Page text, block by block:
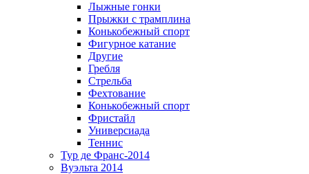
Лыжные гонки
Прыжки с трамплина
Конькобежный спорт
Фигурное катание
Другие
Гребля
Стрельба
Фехтование
Конькобежный спорт
Фристайл
Универсиада
Теннис
Тур де Франс-2014
Вуэльта 2014